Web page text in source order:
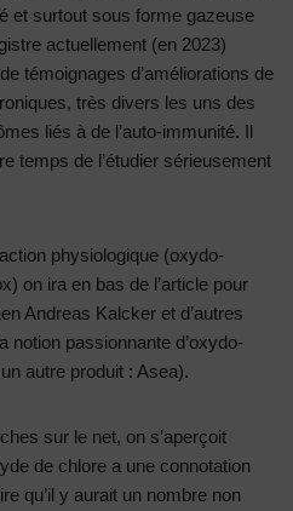
et surtout sous forme gazeuse
actuellement (en 2023)
témoignages d’améliorations de
très divers les uns des
liés à de l’auto-immunité. Il
temps de l’étudier sérieusement
physiologique (oxydo-
on ira en bas de l’article pour
Andreas Kalcker et d’autres
notion passionnante d’oxydo-
autre produit : Asea).
sur le net, on s’aperçoit
de chlore a une connotation
qu’il y aurait un nombre non